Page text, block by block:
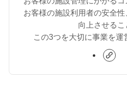
お客様の施設利用者の安全
向上させるこ
この3つを大切に事業を運